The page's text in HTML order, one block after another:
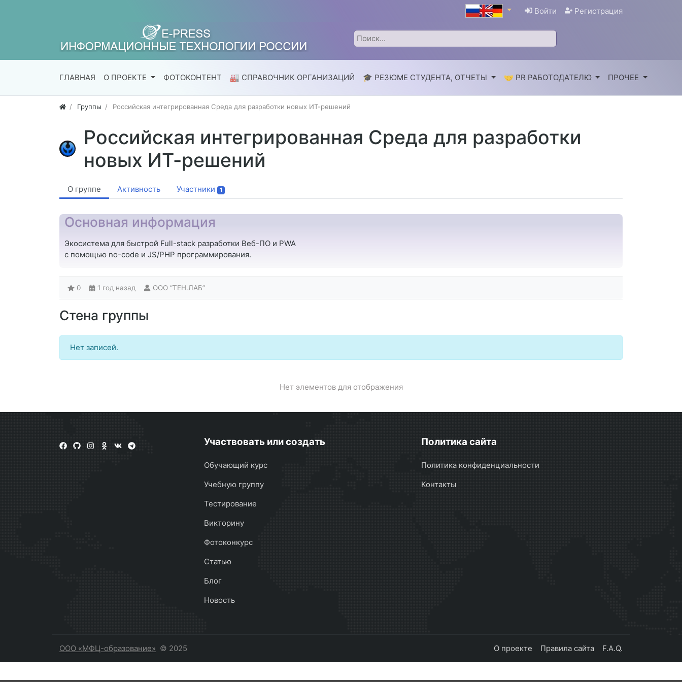
Войти Регистрация
ГЛАВНАЯ О ПРОЕКТЕ ФОТОКОНТЕНТ 🏭 СПРАВОЧНИК ОРГАНИЗАЦИЙ 🎓 РЕЗЮМЕ СТУДЕНТА, ОТЧЕТЫ 🤝 PR РАБОТОДАТЕЛЮ ПРОЧЕЕ
Группы Российская интегрированная Среда для разработки новых ИТ-решений
Российская интегрированная Среда для разработки
новых ИТ-решений
О группе Активность Участники 1
Основная информация
Экосистема для быстрой Full-stack разработки Веб-ПО и PWA
с помощью no-code и JS/PHP программирования.
0 1 год назад ООО “ТЕН.ЛАБ”
Стена группы
Нет записей.
Нет элементов для отображения
Участвовать или создать
Обучающий курс
Учебную группу
Тестирование
Викторину
Фотоконкурс
Статью
Блог
Новость
Политика сайта
Политика конфиденциальности
Контакты
ООО «МФЦ-образование» © 2025 О проекте Правила сайта F.A.Q.